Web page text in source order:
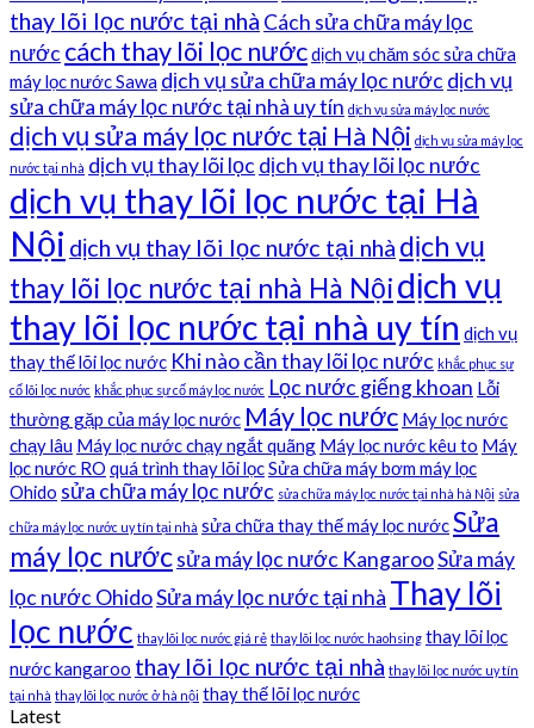
thay lõi lọc nước tại nhà Cách sửa chữa máy lọc
nước cách thay lõi lọc nướcdịch vụ chăm sóc sửa chữa
máy lọc nước Sawa dịch vụ sửa chữa máy lọc nước dịch vụ
sửa chữa máy lọc nước tại nhà uy tín dịch vụ sửa máy lọc nước
dịch vụ sửa máy lọc nước tại Hà Nội dịch vụ sửa máy lọc
nước tại nhà dịch vụ thay lõi lọc dịch vụ thay lõi lọc nước
dịch vụ thay lõi lọc nước tại Hà
Nội dịch vụ thay lõi lọc nước tại nhà dịch vụ
thay lõi lọc nước tại nhà Hà Nộidịch vụ
thay lõi lọc nước tại nhà uy tín dịch vụ
thay thế lõi lọc nước Khi nào cần thay lõi lọc nước khắc phục sự
cố lõi lọc nước khắc phục sự cố máy lọc nước Lọc nước giếng khoan Lỗi
thường gặp của máy lọc nước Máy lọc nước Máy lọc nước
chạy lâu Máy lọc nước chạy ngắt quãng Máy lọc nước kêu to Máy
lọc nước RO quá trình thay lõi lọcSửa chữa máy bơm máy lọc
Ohido sửa chữa máy lọc nước sửa chữa máy lọc nước tại nhà hà Nội sửa
chữa máy lọc nước uy tín tại nhà sửa chữa thay thế máy lọc nướcSửa
máy lọc nướcsửa máy lọc nước KangarooSửa máy
lọc nước OhidoSửa máy lọc nước tại nhà Thay lõi
lọc nước thay lõi lọc nước giá rẻ thay lõi lọc nước haohsing thay lõi lọc
nước kangaroo thay lõi lọc nước tại nhà thay lõi lọc nước uy tín
tại nhà thay lõi lọc nước ở hà nội thay thế lõi lọc nước
Latest